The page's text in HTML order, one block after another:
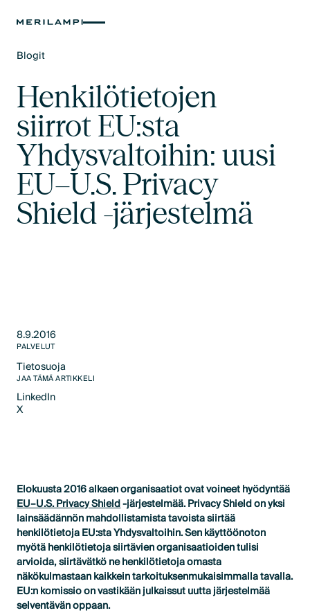
Blogit
Henkilötietojen
siirrot EU:sta
Yhdysvaltoihin: uusi
EU–U.S. Privacy
Shield -järjestelmä
8.9.2016
PALVELUT
Tietosuoja
Text Link
JAA TÄMÄ ARTIKKELI
LinkedIn
LinkedIn
X
Elokuusta 2016 alkaen organisaatiot ovat voineet hyödyntää
EU–U.S. Privacy Shield-järjestelmää. Privacy Shield on yksi
lainsäädännön mahdollistamista tavoista siirtää
henkilötietoja EU:sta Yhdysvaltoihin. Sen käyttöönoton
myötä henkilötietoja siirtävien organisaatioiden tulisi
arvioida, siirtävätkö ne henkilötietoja omasta
näkökulmastaan kaikkein tarkoituksenmukaisimmalla tavalla.
EU:n komissio on vastikään julkaissut uutta järjestelmää
selventävän oppaan.